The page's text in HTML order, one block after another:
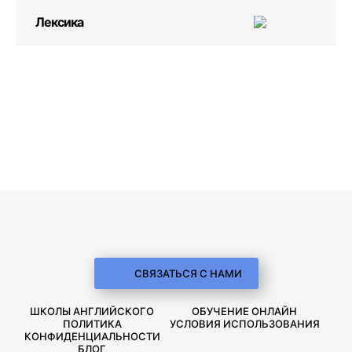
Лексика
СВЯЗАТЬСЯ С НАМИ
ШКОЛЫ АНГЛИЙСКОГО
ОБУЧЕНИЕ ОНЛАЙН
ПОЛИТИКА
КОНФИДЕНЦИАЛЬНОСТИ
УСЛОВИЯ ИСПОЛЬЗОВАНИЯ
БЛОГ